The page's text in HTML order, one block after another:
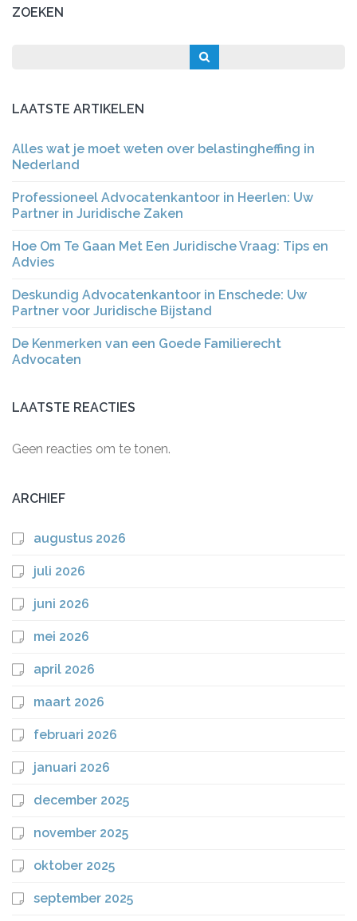
ZOEKEN
LAATSTE ARTIKELEN
Alles wat je moet weten over belastingheffing in
Nederland
Professioneel Advocatenkantoor in Heerlen: Uw
Partner in Juridische Zaken
Hoe Om Te Gaan Met Een Juridische Vraag: Tips en
Advies
Deskundig Advocatenkantoor in Enschede: Uw
Partner voor Juridische Bijstand
De Kenmerken van een Goede Familierecht
Advocaten
LAATSTE REACTIES
Geen reacties om te tonen.
ARCHIEF
augustus 2026
juli 2026
juni 2026
mei 2026
april 2026
maart 2026
februari 2026
januari 2026
december 2025
november 2025
oktober 2025
september 2025